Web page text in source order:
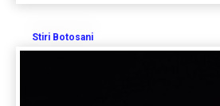
Stiri Botosani